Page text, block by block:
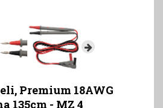
Premium 18AWG
135cm - MZ 4